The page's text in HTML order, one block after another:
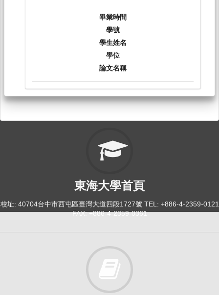
日間學士班-中文系1,2
114-1
中文：敘事思辨與溝通表達 [3892]
必修
日間學士班-建築,工設,景觀1
日間學士班-中文系2A
畢業時間
學號
學生姓名
學位
論文名稱
東海大學首頁
校址: 40704台中市西屯區臺灣大道四段1727號 TEL: +886-4-2359-0121
FAX: +886-4-2359-0361